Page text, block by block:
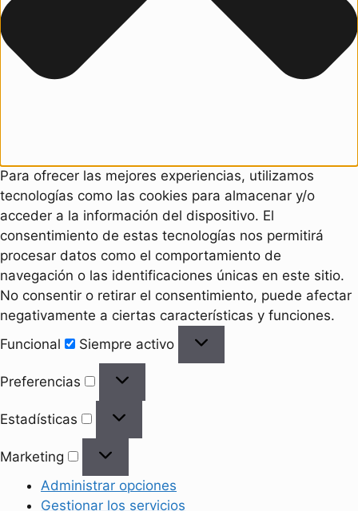
Para ofrecer las mejores experiencias, utilizamos
tecnologías como las cookies para almacenar y/o
acceder a la información del dispositivo. El
consentimiento de estas tecnologías nos permitirá
procesar datos como el comportamiento de
navegación o las identificaciones únicas en este sitio.
No consentir o retirar el consentimiento, puede afectar
negativamente a ciertas características y funciones.
Funcional
Siempre activo
Preferencias
Estadísticas
Marketing
Administrar opciones
Gestionar los servicios